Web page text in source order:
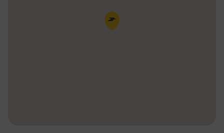
Pin de la carte